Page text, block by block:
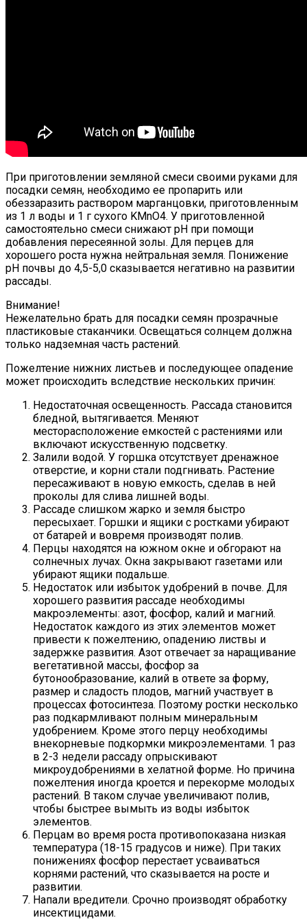
При приготовлении земляной смеси своими руками для
посадки семян, необходимо ее пропарить или
обеззаразить раствором марганцовки, приготовленным
из 1 л воды и 1 г сухого KMnO4. У приготовленной
самостоятельно смеси снижают рН при помощи
добавления пересеянной золы. Для перцев для
хорошего роста нужна нейтральная земля. Понижение
рН почвы до 4,5-5,0 сказывается негативно на развитии
рассады.
Внимание!
Нежелательно брать для посадки семян прозрачные
пластиковые стаканчики. Освещаться солнцем должна
только надземная часть растений.
Пожелтение нижних листьев и последующее опадение
может происходить вследствие нескольких причин:
Недостаточная освещенность. Рассада становится
бледной, вытягивается. Меняют
месторасположение емкостей с растениями или
включают искусственную подсветку.
Залили водой. У горшка отсутствует дренажное
отверстие, и корни стали подгнивать. Растение
пересаживают в новую емкость, сделав в ней
проколы для слива лишней воды.
Рассаде слишком жарко и земля быстро
пересыхает. Горшки и ящики с ростками убирают
от батарей и вовремя производят полив.
Перцы находятся на южном окне и обгорают на
солнечных лучах. Окна закрывают газетами или
убирают ящики подальше.
Недостаток или избыток удобрений в почве. Для
хорошего развития рассаде необходимы
макроэлементы: азот, фосфор, калий и магний.
Недостаток каждого из этих элементов может
привести к пожелтению, опадению листвы и
задержке развития. Азот отвечает за наращивание
вегетативной массы, фосфор за
бутонообразование, калий в ответе за форму,
размер и сладость плодов, магний участвует в
процессах фотосинтеза. Поэтому ростки несколько
раз подкармливают полным минеральным
удобрением. Кроме этого перцу необходимы
внекорневые подкормки микроэлементами. 1 раз
в 2-3 недели рассаду опрыскивают
микроудобрениями в хелатной форме. Но причина
пожелтения иногда кроется и перекорме молодых
растений. В таком случае увеличивают полив,
чтобы быстрее вымыть из воды избыток
элементов.
Перцам во время роста противопоказана низкая
температура (18-15 градусов и ниже). При таких
понижениях фосфор перестает усваиваться
корнями растений, что сказывается на росте и
развитии.
Напали вредители. Срочно производят обработку
инсектицидами.